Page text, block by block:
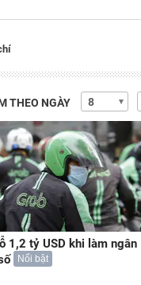
THEO NGÀY
1,2 tỷ USD khi làm ngân
Nổi bật